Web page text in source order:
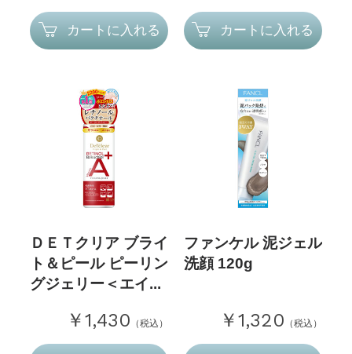
カートに入れる カートに入れる
ＤＥＴクリア ブライ
ト＆ピール ピーリン
グジェリー＜エイ...
￥1,430 （税込）
ファンケル 泥ジェル
洗顔 120g
￥1,320 （税込）